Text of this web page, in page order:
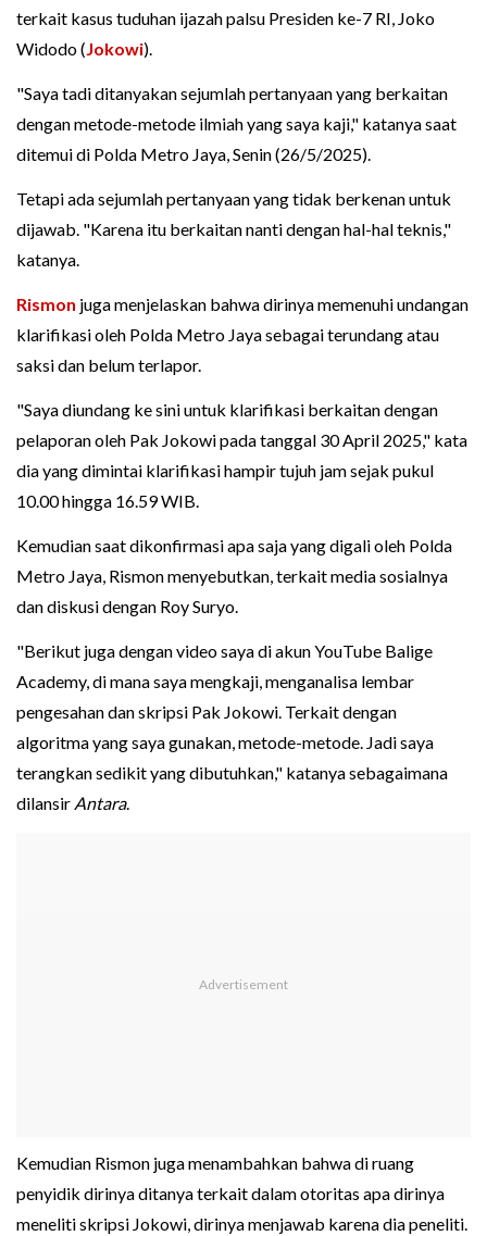
terkait kasus tuduhan ijazah palsu Presiden ke-7 RI, Joko
Widodo (Jokowi).
"Saya tadi ditanyakan sejumlah pertanyaan yang berkaitan
dengan metode-metode ilmiah yang saya kaji," katanya saat
ditemui di Polda Metro Jaya, Senin (26/5/2025).
Tetapi ada sejumlah pertanyaan yang tidak berkenan untuk
dijawab. "Karena itu berkaitan nanti dengan hal-hal teknis,"
katanya.
Rismon juga menjelaskan bahwa dirinya memenuhi undangan
klarifikasi oleh Polda Metro Jaya sebagai terundang atau
saksi dan belum terlapor.
"Saya diundang ke sini untuk klarifikasi berkaitan dengan
pelaporan oleh Pak Jokowi pada tanggal 30 April 2025," kata
dia yang dimintai klarifikasi hampir tujuh jam sejak pukul
10.00 hingga 16.59 WIB.
Kemudian saat dikonfirmasi apa saja yang digali oleh Polda
Metro Jaya, Rismon menyebutkan, terkait media sosialnya
dan diskusi dengan Roy Suryo.
"Berikut juga dengan video saya di akun YouTube Balige
Academy, di mana saya mengkaji, menganalisa lembar
pengesahan dan skripsi Pak Jokowi. Terkait dengan
algoritma yang saya gunakan, metode-metode. Jadi saya
terangkan sedikit yang dibutuhkan," katanya sebagaimana
dilansir Antara.
Kemudian Rismon juga menambahkan bahwa di ruang
penyidik dirinya ditanya terkait dalam otoritas apa dirinya
meneliti skripsi Jokowi, dirinya menjawab karena dia peneliti.